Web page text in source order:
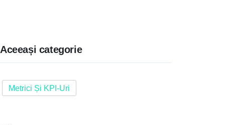
Aceeași categorie
Metrici Și KPI-Uri